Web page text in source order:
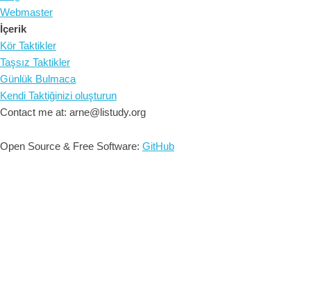
Webmaster
İçerik
Kör Taktikler
Taşsız Taktikler
Günlük Bulmaca
Kendi Taktiğinizi oluşturun
Contact me at: arne@listudy.org
Open Source & Free Software: GitHub